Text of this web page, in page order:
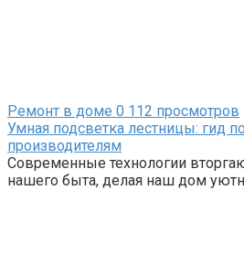
Ремонт в доме 0 112 просмотров
Умная подсветка лестницы: гид
производителям
Современные технологии
нашего быта, делая наш дом